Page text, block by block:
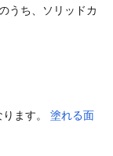
うち、ソリッドカ
ます。 塗れる面